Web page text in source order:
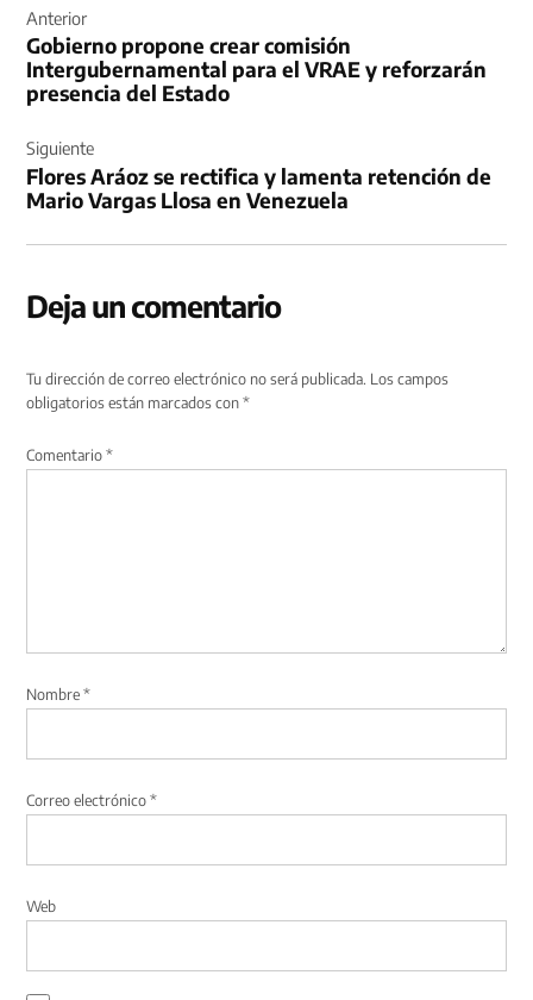
de
entradas
Anterior
Gobierno propone crear comisión
Intergubernamental para el VRAE y reforzarán
presencia del Estado
Siguiente
Flores Aráoz se rectifica y lamenta retención de
Mario Vargas Llosa en Venezuela
Deja un comentario
Tu dirección de correo electrónico no será publicada. Los campos
obligatorios están marcados con*
Comentario*
Nombre*
Correo electrónico*
Web